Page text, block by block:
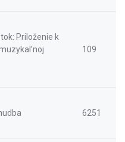
Priloženie k
109
6251